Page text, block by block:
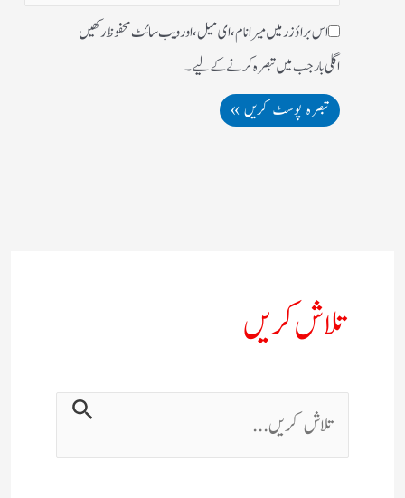
اس براؤزر میں میرا نام، ای میل، اور ویب سائٹ محفوظ رکھیں
اگلی بار جب میں تبصرہ کرنے کےلیے۔
تلاش کریں